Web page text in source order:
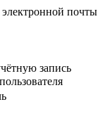
почты
запись